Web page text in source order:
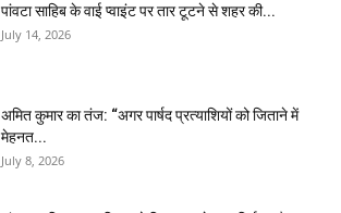
पांवटा साहिब के वाई प्वाइंट पर तार टूटने से शहर की...
July 14, 2026
अमित कुमार का तंज: “अगर पार्षद प्रत्याशियों को जिताने में
मेहनत...
July 8, 2026